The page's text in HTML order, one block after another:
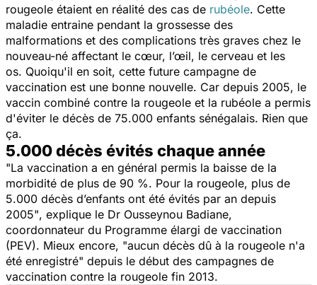
rougeole étaient en réalité des cas de rubéole. Cette
maladie entraine pendant la grossesse des
malformations et des complications très graves chez le
nouveau-né affectant le cœur, l’œil, le cerveau et les
os. Quoiqu'il en soit, cette future campagne de
vaccination est une bonne nouvelle. Car depuis 2005, le
vaccin combiné contre la rougeole et la rubéole a permis
d'éviter le décès de 75.000 enfants sénégalais. Rien que
ça.
5.000 décès évités chaque année
"La vaccination a en général permis la baisse de la
morbidité de plus de 90 %. Pour la rougeole, plus de
5.000 décès d’enfants ont été évités par an depuis
2005", explique le Dr Ousseynou Badiane,
coordonnateur du Programme élargi de vaccination
(PEV). Mieux encore, "aucun décès dû à la rougeole n'a
été enregistré" depuis le début des campagnes de
vaccination contre la rougeole fin 2013.